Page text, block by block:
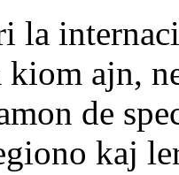
la
kiom ajn,
de
kaj